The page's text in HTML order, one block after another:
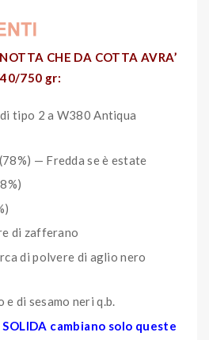
CHE DA COTTA AVRA’
750 gr:
tipo 2 a W380 Antiqua
— Fredda se è estate
di zafferano
di polvere di aglio nero
e di sesamo neri q.b.
SOLIDA cambiano solo queste